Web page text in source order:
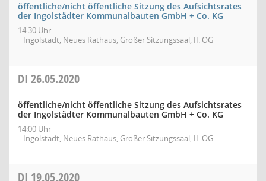
öffentliche/nicht öffentliche Sitzung des Aufsichtsrates
der Ingolstädter Kommunalbauten GmbH + Co. KG
14:30 Uhr
Ingolstadt, Neues Rathaus, Großer Sitzungssaal, II. OG
DI 26.05.2020
öffentliche/nicht öffentliche Sitzung des Aufsichtsrates
der Ingolstädter Kommunalbauten GmbH + Co. KG
14:00 Uhr
Ingolstadt, Neues Rathaus, Großer Sitzungssaal, II. OG
DI 19.05.2020